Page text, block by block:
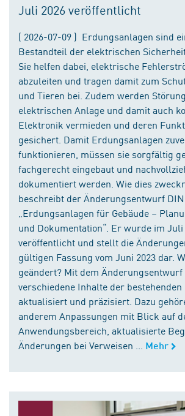
Juli 2026 veröffentlicht
( 2026-07-09 ) Erdungsanlagen sind
Bestandteil der elektrischen Sicherheit
Sie helfen dabei, elektrische
abzuleiten und tragen damit zum
und Tieren bei. Zudem werden
elektrischen Anlage und damit auch
Elektronik vermieden und deren
gesichert. Damit Erdungsanlagen
funktionieren, müssen sie sorgfältig
fachgerecht eingebaut und
dokumentiert werden. Wie dies
beschreibt der Änderungsentwurf DIN
„Erdungsanlagen für Gebäude –
und Dokumentation“. Er wurde im Juli
veröffentlicht und stellt die
gültigen Fassung vom Juni 2023 dar.
geändert? Mit dem
verschiedene Inhalte der
aktualisiert und präzisiert. Dazu
anderem Anpassungen mit Blick auf
Anwendungsbereich, aktualisierte
Änderungen bei Verweisen ...
Mehr